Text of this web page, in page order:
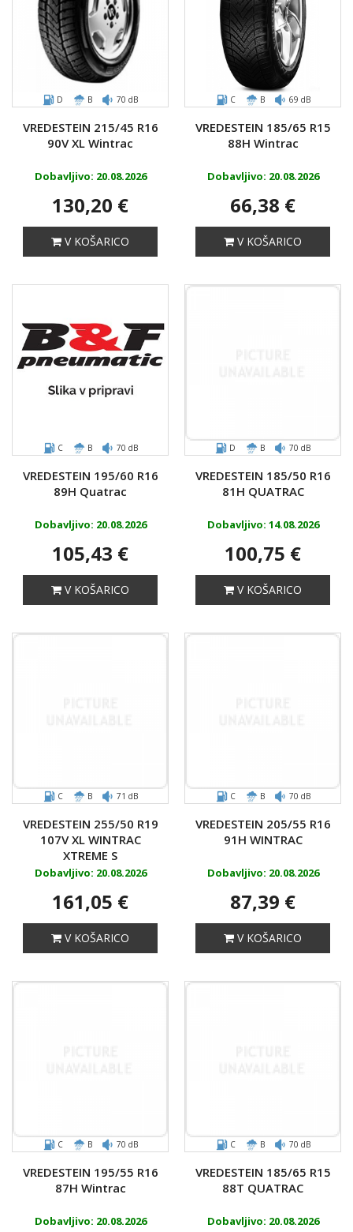
D B 70 dB
VREDESTEIN 215/45 R16
90V XL Wintrac
Dobavljivo: 20.08.2026
130,20 €
V KOŠARICO
C B 69 dB
VREDESTEIN 185/65 R15
88H Wintrac
Dobavljivo: 20.08.2026
66,38 €
V KOŠARICO
C B 70 dB
VREDESTEIN 195/60 R16
89H Quatrac
Dobavljivo: 20.08.2026
105,43 €
V KOŠARICO
D B 70 dB
VREDESTEIN 185/50 R16
81H QUATRAC
Dobavljivo: 14.08.2026
100,75 €
V KOŠARICO
C B 71 dB
VREDESTEIN 255/50 R19
107V XL WINTRAC
XTREME S
Dobavljivo: 20.08.2026
161,05 €
V KOŠARICO
C B 70 dB
VREDESTEIN 205/55 R16
91H WINTRAC
Dobavljivo: 20.08.2026
87,39 €
V KOŠARICO
C B 70 dB
VREDESTEIN 195/55 R16
87H Wintrac
Dobavljivo: 20.08.2026
C B 70 dB
VREDESTEIN 185/65 R15
88T QUATRAC
Dobavljivo: 20.08.2026